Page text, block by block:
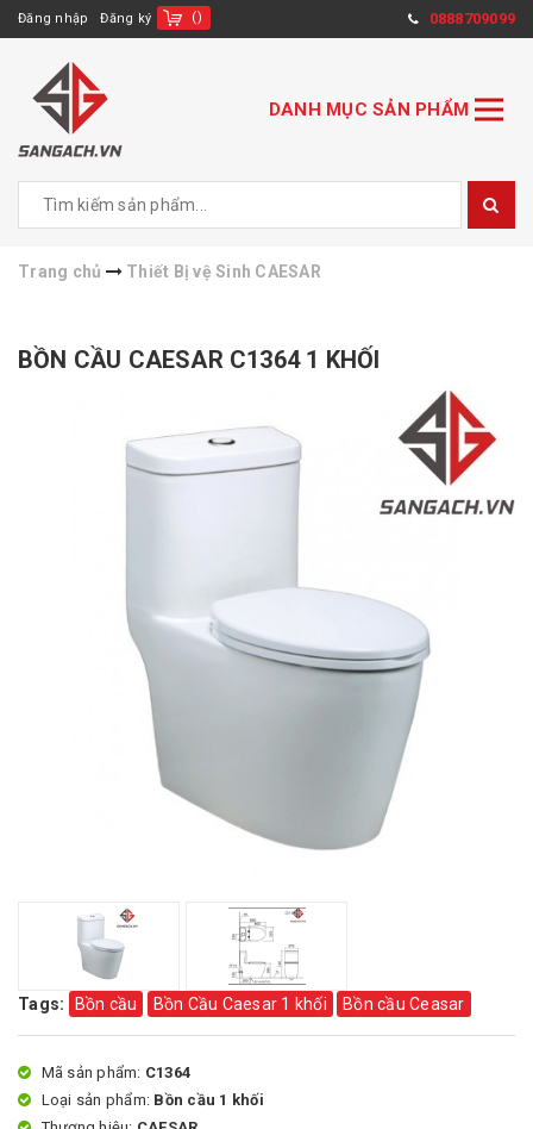
Đăng nhập Đăng ký () 0888709099
DANH MỤC SẢN PHẨM
Trang chủ Thiết Bị vệ Sinh CAESAR
BỒN CẦU CAESAR C1364 1 KHỐI
Tags: Bồn cầu Bồn Cầu Caesar 1 khối Bồn cầu Ceasar
Mã sản phẩm: C1364
Loại sản phẩm: Bồn cầu 1 khối